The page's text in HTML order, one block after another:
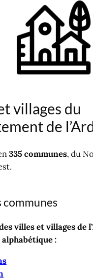
et villages du
Liste des communes
Carte des villes et
l'Ardèche
dormir dans le
villages du
de
335 communes, du
communes
villes et villages de
: